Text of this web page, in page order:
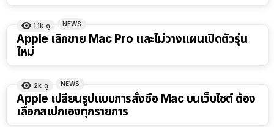
1.1k ดู NEWS
Apple เลิกขาย Mac Pro และไม่วางแผนเปิดตัวรุ่น
ใหม่
2k ดู NEWS
Apple เปลี่ยนรูปแบบการสั่งซื้อ Mac บนเว็บไซต์ ต้อง
เลือกสเปกเองทุกรายการ